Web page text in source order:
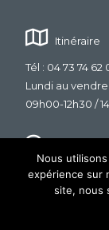
Itinéraire
Tél : 04 73 74 62
Lundi au
09h00-12h30 /
Copyright ©
Nous
expérience sur
site, nous